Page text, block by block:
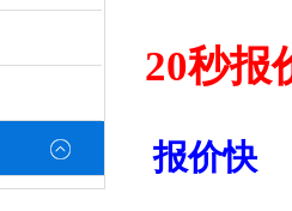
20秒报
报价快